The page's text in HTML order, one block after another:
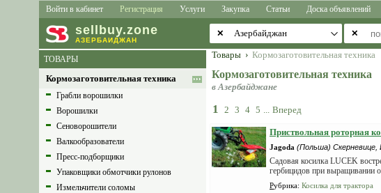
Войти в кабинет Регистрация Услуги Закупка Статьи Доска объявлений
sell buy.zone
АЗЕРБАЙДЖАН
✕ ✕
ТОВАРЫ
Кормозаготовительная техника
Грабли ворошилки
Ворошилки
Сеноворошители
Валкообразователи
Пресс-подборщики
Упаковщики обмотчики рулонов
Измельчители соломы
Товары › Кормозаготовительная техника
Кормозаготовительная техника
в Азербайджане
1 2 3 4 5 ... Вперед
Приствольная роторная
Jagoda (Польша) Скерневице,
Садовая косилка LUCEK
гербицидов при выращивании
Рубрика: Косилка для трактора